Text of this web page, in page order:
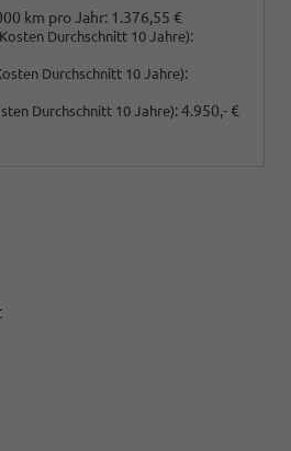
km pro Jahr: 1.376,55 €
Durchschnitt 10 Jahre):
Durchschnitt 10 Jahre):
Durchschnitt 10 Jahre):4.950,- €